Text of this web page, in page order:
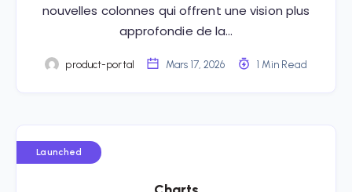
nouvelles colonnes qui offrent une vision plus
approfondie de la…
product-portal Mars 17, 2026 1 Min Read
Launched